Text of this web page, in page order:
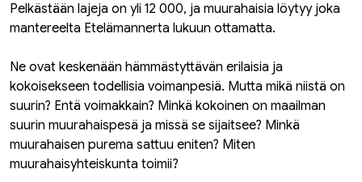
Pelkästään lajeja on yli 12 000, ja muurahaisia löytyy joka
mantereelta Etelämannerta lukuun ottamatta.
Ne ovat keskenään hämmästyttävän erilaisia ja
kokoisekseen todellisia voimanpesiä. Mutta mikä niistä on
suurin? Entä voimakkain? Minkä kokoinen on maailman
suurin muurahaispesä ja missä se sijaitsee? Minkä
muurahaisen purema sattuu eniten? Miten
muurahaisyhteiskunta toimii?